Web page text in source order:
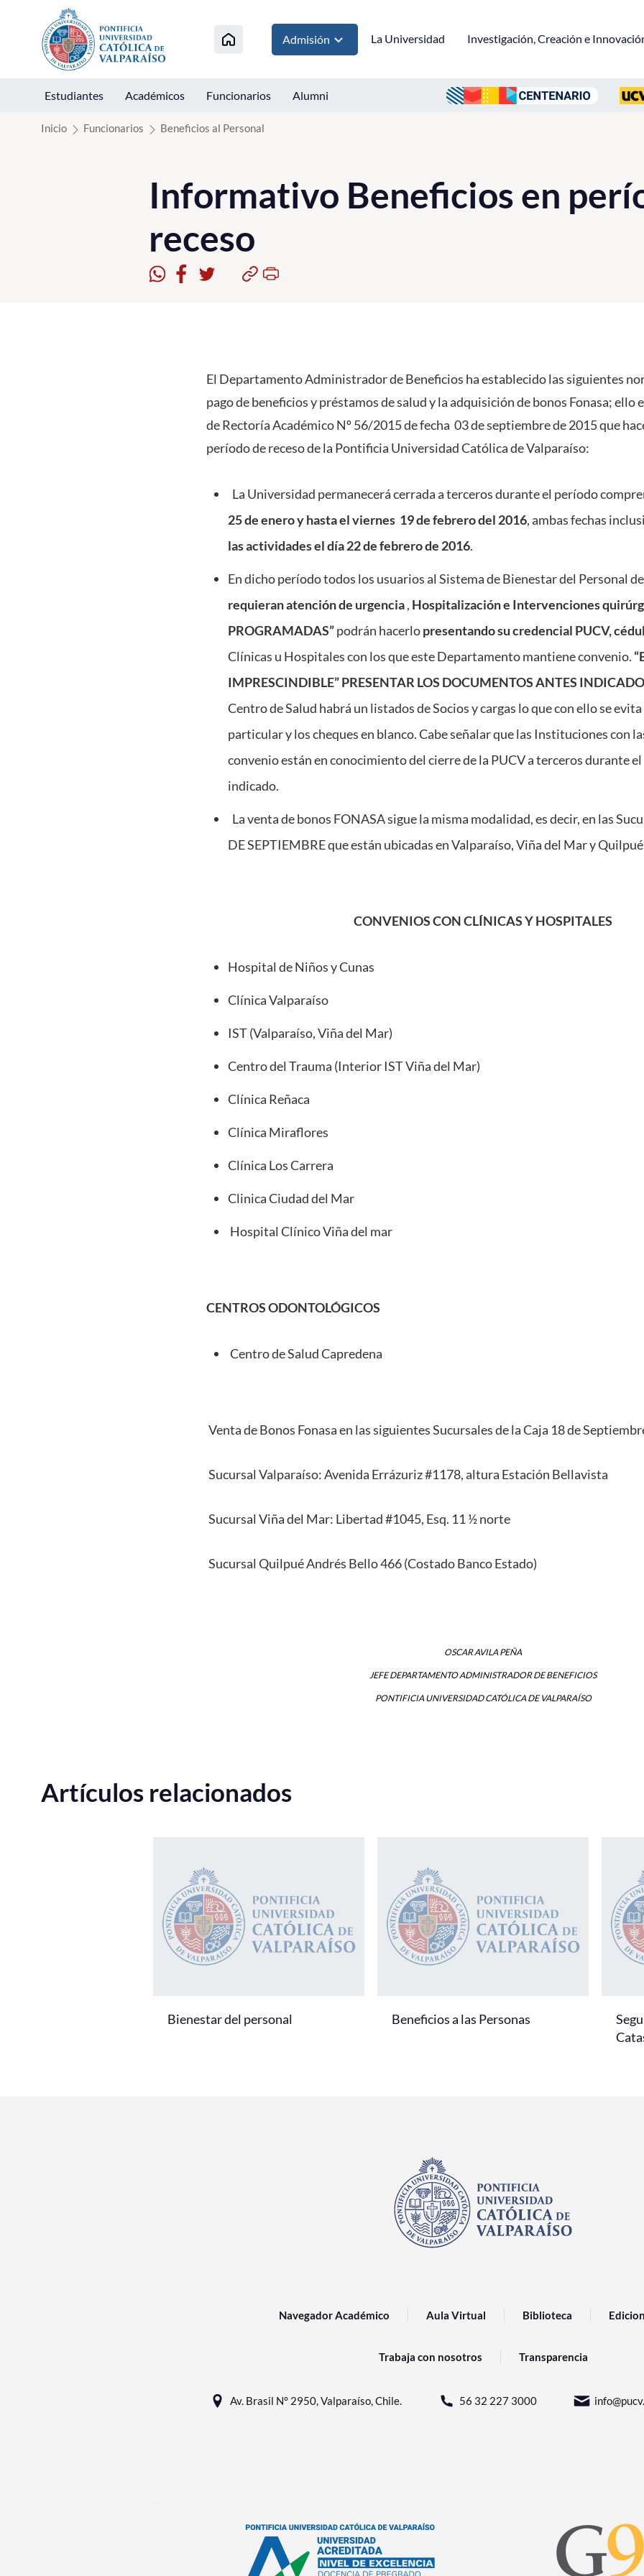
Click acá para ir directamente al contenido
Admisión La Universidad Investigación, Creación e
Estudiantes Académicos Funcionarios Alumni
Inicio Funcionarios Beneficios al Personal
Informativo Beneficios en
receso
El Departamento Administrador de Beneficios ha establecido las siguientes
pago de beneficios y préstamos de salud y la adquisición de bonos Fonasa;
de Rectoría Académico Nº 56/2015 de fecha 03 de septiembre de 2015 que
período de receso de la Pontificia Universidad Católica de Valparaíso:
La Universidad permanecerá cerrada a terceros durante el período
25 de enero y hasta el viernes 19 de febrero del 2016, ambas fechas
las actividades el día 22 de febrero de 2016.
En dicho período todos los usuarios al Sistema de Bienestar del Personal
requieran atención de urgencia, Hospitalización e Intervenciones
PROGRAMADAS”podrán hacerlopresentando su credencial PUCV,
Clínicas u Hospitales con los que este Departamento mantiene convenio.
IMPRESCINDIBLE” PRESENTAR LOS DOCUMENTOS ANTES
Centro de Salud habrá un listados de Socios y cargas lo que con ello se
particular y los cheques en blanco. Cabe señalar que las Instituciones con
convenio están en conocimiento del cierre de la PUCV a terceros durante
indicado.
La venta de bonos FONASA sigue la misma modalidad, es decir, en las
DE SEPTIEMBRE que están ubicadas en Valparaíso, Viña del Mar y
CONVENIOS CON CLÍNICAS Y HOSPITALES
Hospital de Niños y Cunas
Clínica Valparaíso
IST (Valparaíso, Viña del Mar)
Centro del Trauma (Interior IST Viña del Mar)
Clínica Reñaca
Clínica Miraflores
Clínica Los Carrera
Clinica Ciudad del Mar
Hospital Clínico Viña del mar
CENTROS ODONTOLÓGICOS
Centro de Salud Capredena
Venta de Bonos Fonasa en las siguientes Sucursales de la Caja 18 de
Sucursal Valparaíso: Avenida Errázuriz #1178, altura Estación Bellavista
Sucursal Viña del Mar: Libertad #1045, Esq. 11 ½ norte
Sucursal Quilpué Andrés Bello 466 (Costado Banco Estado)
OSCAR AVILA PEÑA
JEFE DEPARTAMENTO ADMINISTRADOR DE BENEFICIOS
PONTIFICIA UNIVERSIDAD CATÓLICA DE VALPARAÍSO
Artículos relacionados
Bienestar del personal Beneficios a las Personas
Navegador Académico Aula Virtual Biblioteca
Trabaja con nosotros Transparencia
Av. Brasil N° 2950, Valparaíso, Chile. 56 32 227 3000